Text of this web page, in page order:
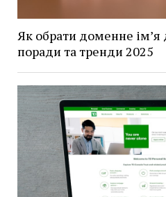
Як обрати доменне ім’я
поради та тренди 2025